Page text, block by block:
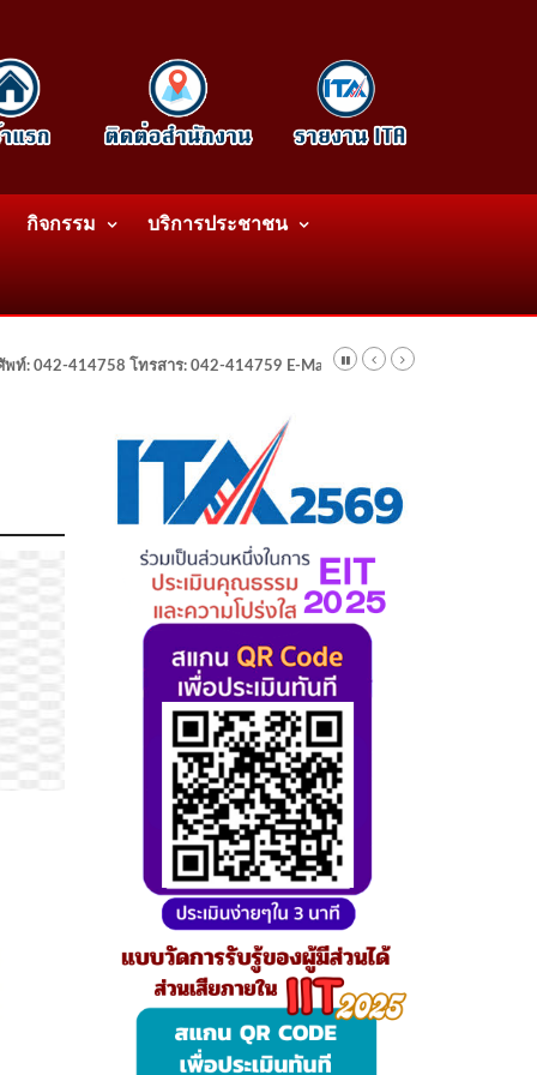
กิจกรรม บริการประชาชน
: 042-414758 โทรสาร: 042-414759 E-Mail: wattatnk@gmail.com